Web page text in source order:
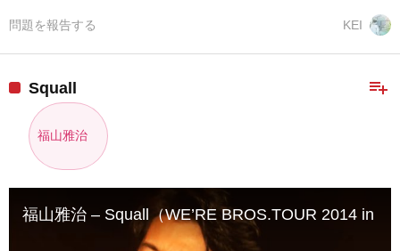
KEI
問題を報告する
playlist_add
Squall
福山雅治
福山雅治 – Squall（WE’RE BROS.TOUR 2014 in